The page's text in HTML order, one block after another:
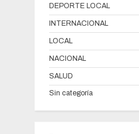
DEPORTE LOCAL
INTERNACIONAL
LOCAL
NACIONAL
SALUD
Sin categoría